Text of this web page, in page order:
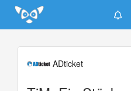
Update cookies preferences
ADticket